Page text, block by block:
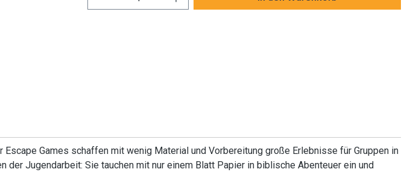
Escape Games schaffen mit wenig Material und Vorbereitung große Erlebnisse für Gruppen in
der Jugendarbeit: Sie tauchen mit nur einem Blatt Papier in biblische Abenteuer ein und